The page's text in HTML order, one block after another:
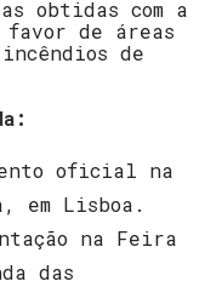
obtidas com a
de áreas
de
oficial na
em Lisboa.
na Feira
das